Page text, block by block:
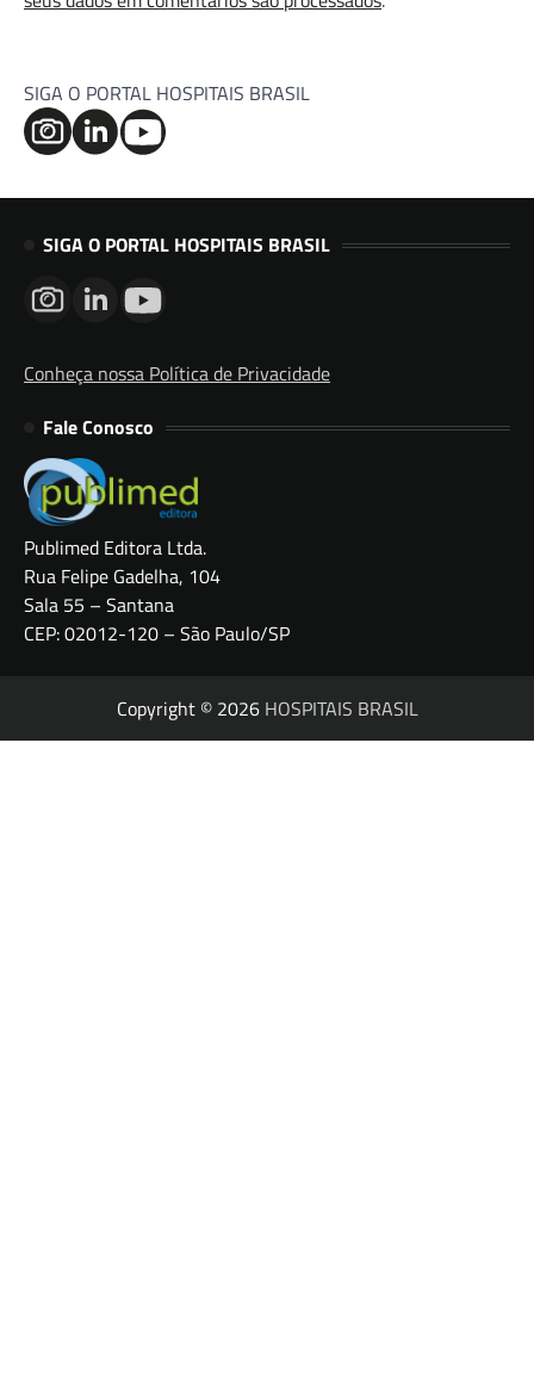
SIGA O PORTAL HOSPITAIS BRASIL
SIGA O PORTAL HOSPITAIS BRASIL
Conheça nossa Política de Privacidade
Fale Conosco
Publimed Editora Ltda.
Rua Felipe Gadelha, 104
Sala 55 – Santana
CEP: 02012-120 – São Paulo/SP
Copyright © 2026 HOSPITAIS BRASIL